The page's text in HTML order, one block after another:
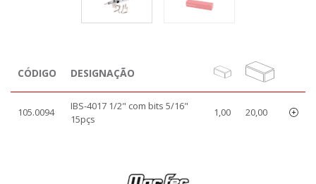
CÓDIGO DESIGNAÇÃO
105.0094
IBS-4017 1/2" com bits 5/16"
15pçs
1,00 20,00